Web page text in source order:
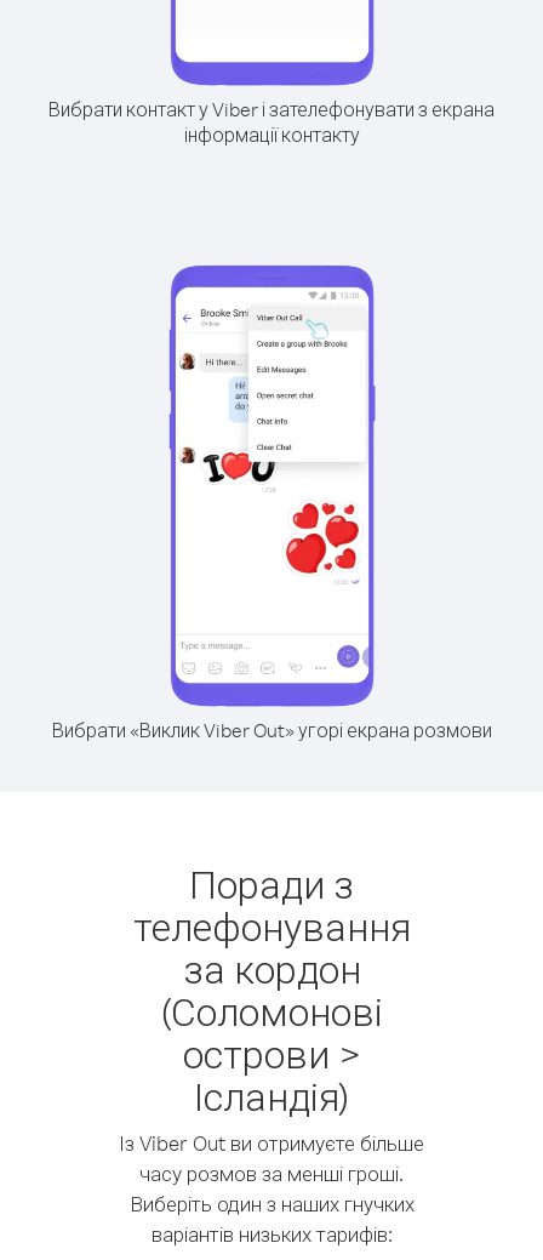
Вибрати контакт у Viber і зателефонувати з екрана
інформації контакту
Вибрати «Виклик Viber Out» угорі екрана розмови
Поради з
телефонування
за кордон
(Соломонові
острови >
Ісландія)
Із Viber Out ви отримуєте більше
часу розмов за менші гроші.
Виберіть один з наших гнучких
варіантів низьких тарифів: